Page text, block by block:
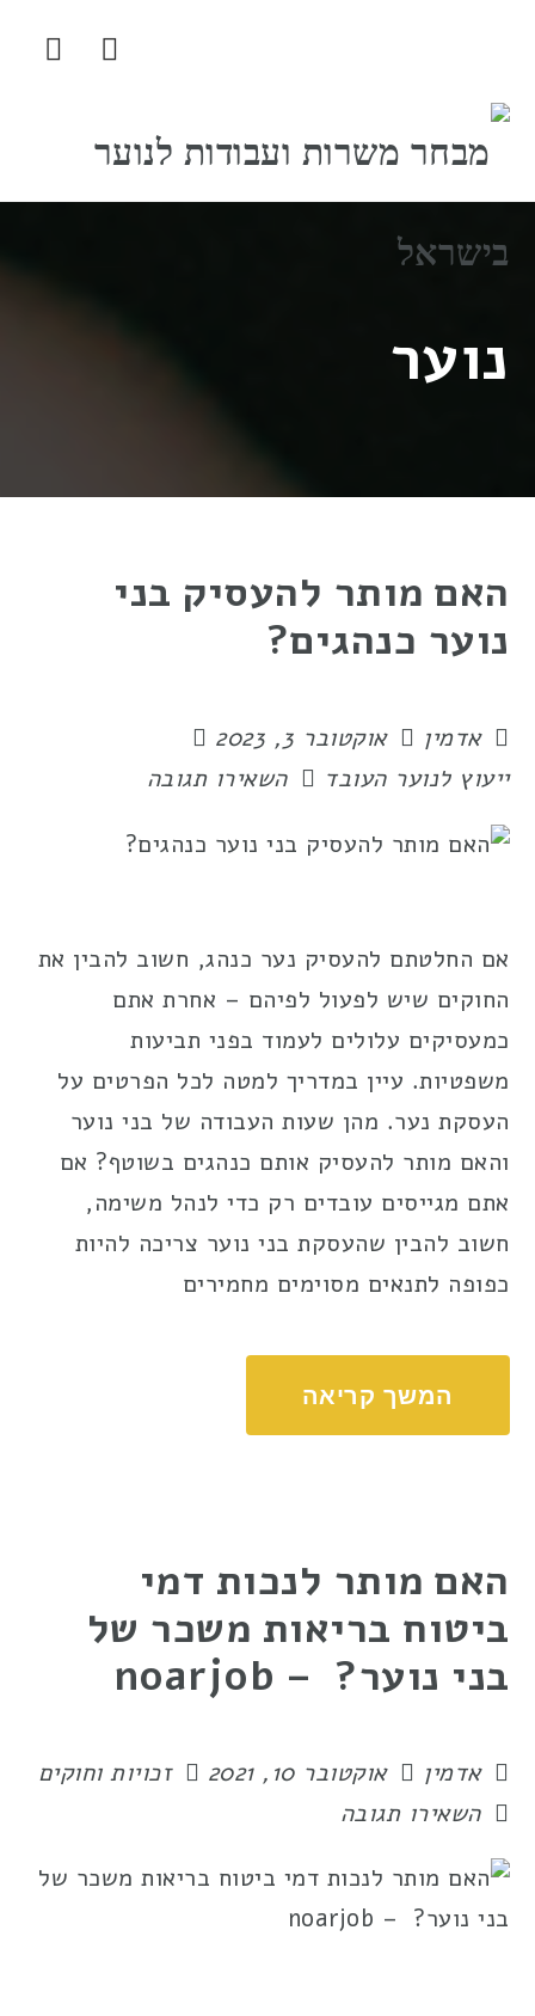
ניווט
נוער
האם מותר להעסיק בני
נוער כנהגים?
אדמין
אוקטובר 3, 2023
ייעוץ לנוער העובד
השאירו תגובה
אם החלטתם להעסיק נער כנהג, חשוב להבין את
החוקים שיש לפעול לפיהם – אחרת אתם
כמעסיקים עלולים לעמוד בפני תביעות
משפטיות. עיין במדריך למטה לכל הפרטים על
העסקת נער. מהן שעות העבודה של בני נוער
והאם מותר להעסיק אותם כנהגים בשוטף? אם
אתם מגייסים עובדים רק כדי לנהל משימה,
חשוב להבין שהעסקת בני נוער צריכה להיות
כפופה לתנאים מסוימים מחמירים
המשך קריאה
האם מותר לנכות דמי
ביטוח בריאות משכר של
בני נוער? – noarjob
אדמין אוקטובר 10, 2021
זכויות וחוקים
השאירו תגובה